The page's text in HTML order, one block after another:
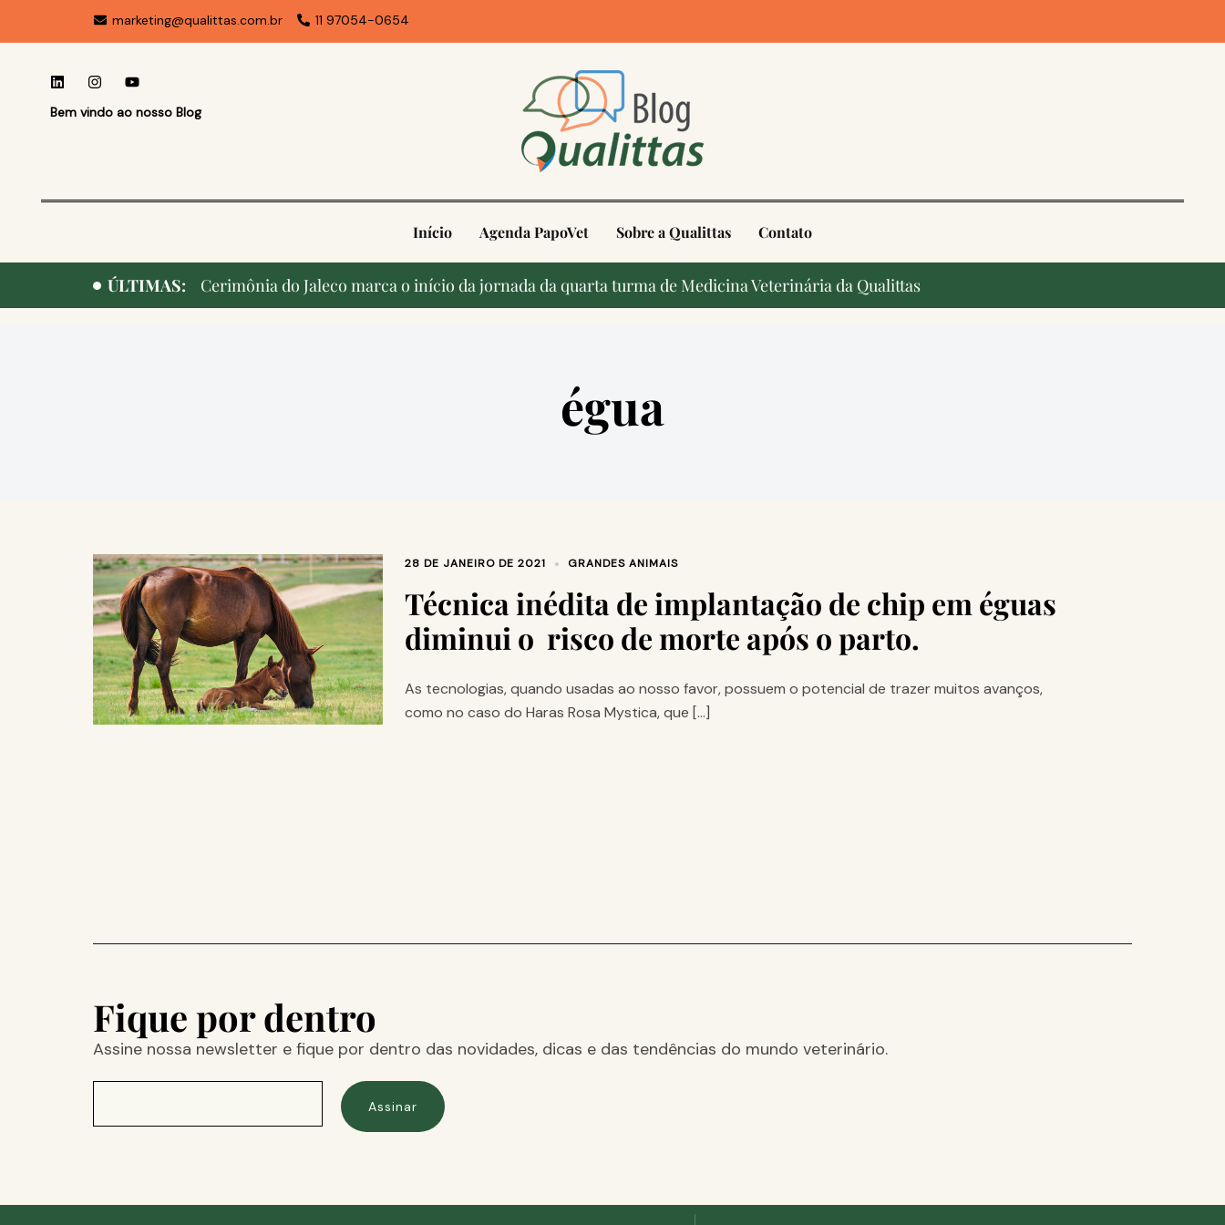
marketing@qualittas.com.br 11 97054-0654
Bem vindo ao nosso Blog
Início Agenda PapoVet Sobre a Qualittas Contato
ÚLTIMAS: Cerimônia do Jaleco marca o início da jornada da quarta turma de Medicina Veterinária da Qualittas
égua
28 DE JANEIRO DE 2021 GRANDES ANIMAIS
Técnica‌ ‌inédita‌ ‌de‌ ‌implantação‌ ‌de‌ ‌chip‌ ‌em‌ ‌éguas‌
‌diminui‌ ‌o‌ ‌ risco‌ ‌de‌ ‌morte‌ ‌após‌ ‌o‌ ‌parto.
As tecnologias, quando usadas ao nosso favor, possuem o potencial de trazer muitos avanços,
como no caso do Haras Rosa Mystica, que […]
Fique por dentro
Assine nossa newsletter e fique por dentro das novidades, dicas e das tendências do mundo veterinário.
Assinar